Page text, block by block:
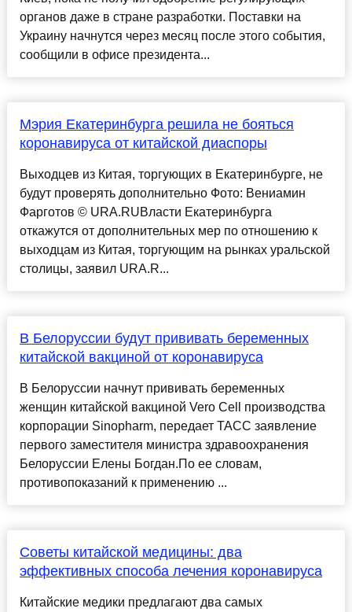
органов даже в стране разработки. Поставки на
Украину начнутся через месяц после этого события,
сообщили в офисе президента...
Мэрия Екатеринбурга решила не бояться
коронавируса от китайской диаспоры
Выходцев из Китая, торгующих в Екатеринбурге, не
будут проверять дополнительно Фото: Вениамин
Фарготов © URA.RUВласти Екатеринбурга
откажутся от дополнительных мер по отношению к
выходцам из Китая, торгующим на рынках уральской
столицы, заявил URA.R...
В Белоруссии будут прививать беременных
китайской вакциной от коронавируса
В Белоруссии начнут прививать беременных
женщин китайской вакциной Vero Cell производства
корпорации Sinopharm, передает ТАСС заявление
первого заместителя министра здравоохранения
Белоруссии Елены Богдан.По ее словам,
противопоказаний к применению ...
Советы китайской медицины: два
эффективных способа лечения коронавируса
Китайские медики предлагают два самых